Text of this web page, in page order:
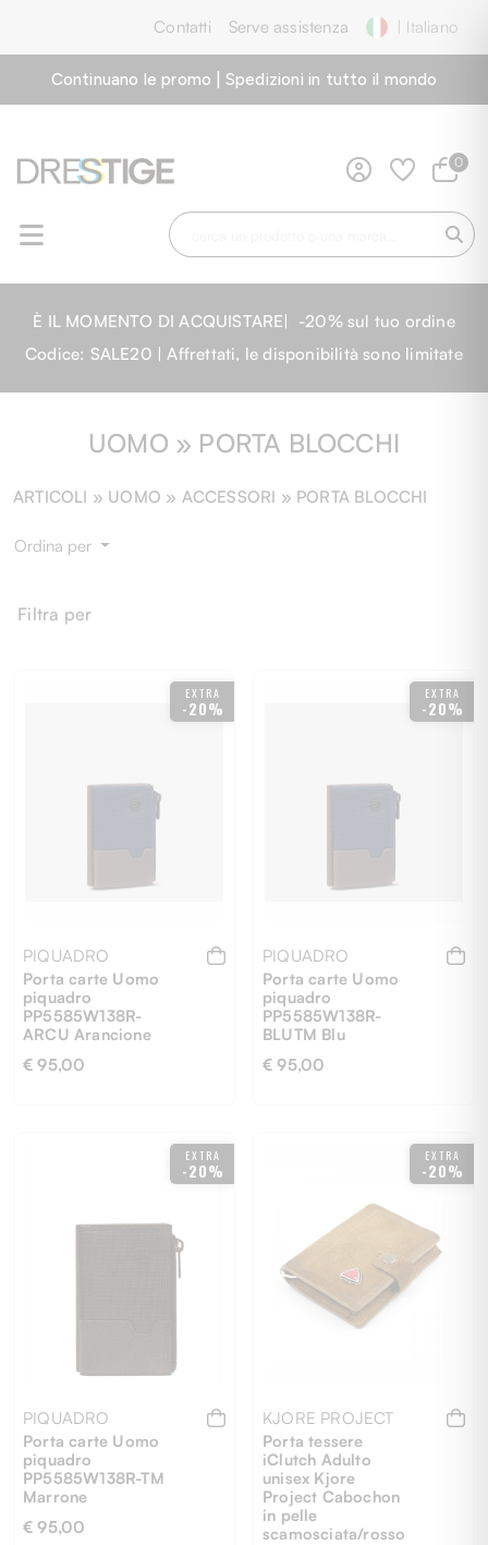
Contatti Serve assistenza | Italiano
Continuano le promo | Spedizioni in tutto il mondo
0
È IL MOMENTO DI ACQUISTARE| -20% sul tuo ordine
Codice: SALE20 | Affrettati, le disponibilità sono limitate
UOMO » PORTA BLOCCHI
ARTICOLI » UOMO » ACCESSORI » PORTA BLOCCHI
Ordina per
Filtra per
EXTRA
-20%
PIQUADRO
Porta carte Uomo
piquadro
PP5585W138R-
ARCU Arancione
€ 95,00
EXTRA
-20%
PIQUADRO
Porta carte Uomo
piquadro
PP5585W138R-
BLUTM Blu
€ 95,00
EXTRA
-20%
PIQUADRO
Porta carte Uomo
piquadro
PP5585W138R-TM
Marrone
€ 95,00
EXTRA
-20%
KJORE PROJECT
Porta tessere
iClutch Adulto
unisex Kjore
Project Cabochon
in pelle
scamosciata/rosso